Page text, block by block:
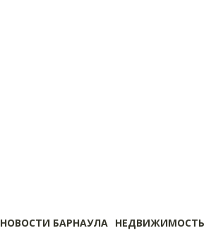
НОВОСТИ БАРНАУЛА НЕДВИЖИМОСТЬ